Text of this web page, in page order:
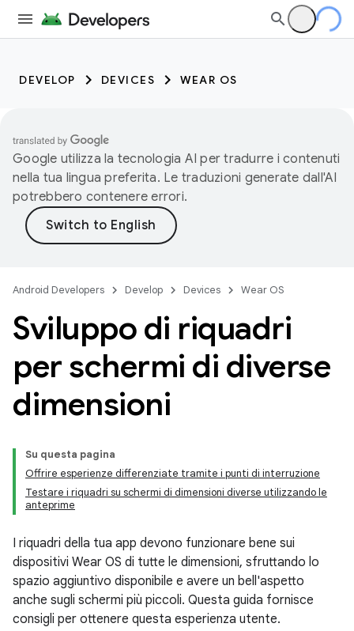
DEVELOP DEVICES WEAR OS
Google utilizza la tecnologia AI per tradurre i contenuti
nella tua lingua preferita. Le traduzioni generate dall'AI
potrebbero contenere errori.
Android Developers Develop Devices Wear OS
Sviluppo di riquadri
per schermi di diverse
dimensioni
Su questa pagina
Offrire esperienze differenziate tramite i punti di interruzione
Testare i riquadri su schermi di dimensioni diverse utilizzando le
anteprime
I riquadri della tua app devono funzionare bene sui
dispositivi Wear OS di tutte le dimensioni, sfruttando lo
spazio aggiuntivo disponibile e avere un bell'aspetto
anche sugli schermi più piccoli. Questa guida fornisce
consigli per ottenere questa esperienza utente.